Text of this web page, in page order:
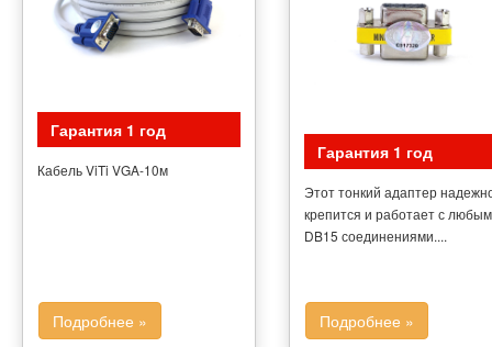
Гарантия 1 год
Кабель ViTi VGA-10м
Подробнее »
Гарантия 1 год
Этот тонкий адаптер
крепится и работает с
DB15 соединениями....
Подробнее »